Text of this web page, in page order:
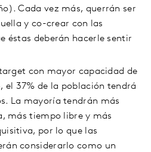
Cada vez más, querrán ser
y co-crear con las
éstas deberán hacerle sentir
con mayor capacidad de
el 37% de la población tendrá
La mayoría tendrán más
más tiempo libre y más
por lo que las
considerarlo como un